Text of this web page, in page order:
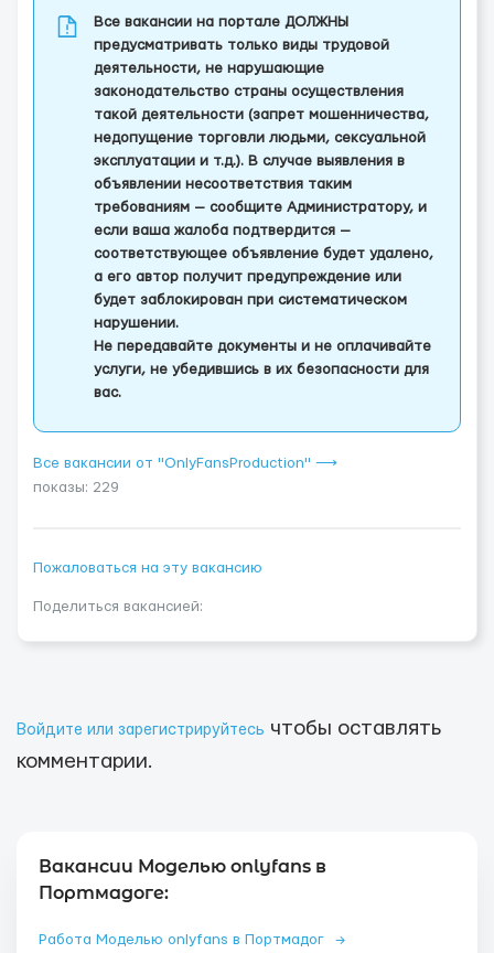
Все вакансии на портале ДОЛЖНЫ
предусматривать только виды трудовой
деятельности, не нарушающие
законодательство страны осуществления
такой деятельности (запрет мошенничества,
недопущение торговли людьми, сексуальной
эксплуатации и т.д.). В случае выявления в
объявлении несоответствия таким
требованиям — сообщите Администратору, и
если ваша жалоба подтвердится —
соответствующее объявление будет удалено,
а его автор получит предупреждение или
будет заблокирован при систематическом
нарушении.
Не передавайте документы и не оплачивайте
услуги, не убедившись в их безопасности для
вас.
Все вакансии от "OnlyFansProduction" ⟶
показы: 229
Пожаловаться на эту вакансию
Поделиться вакансией:
Войдите или зарегистрируйтесь чтобы оставлять
комментарии.
Вакансии Моделью onlyfans в
Портмадоге:
Работа Моделью onlyfans в Портмадог →